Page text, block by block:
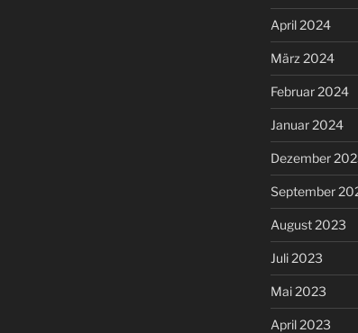
April 2024
März 2024
Februar 2024
Januar 2024
Dezember
September
August 2023
Juli 2023
Mai 2023
April 2023